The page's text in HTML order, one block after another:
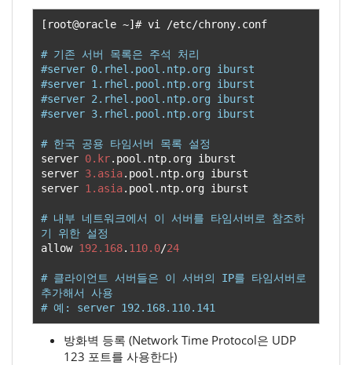
[ root@oracle ~]# vi /etc/chrony. conf
# 기존 서버 목록은 주석 처리
#server 0.rhel.pool.ntp.org iburst
#server 1.rhel.pool.ntp.org iburst
#server 2.rhel.pool.ntp.org iburst
#server 3.rhel.pool.ntp.org iburst
# 한국 공용 타임서버 목록 설정
server 0.kr. pool . ntp. org iburst
server 3.asia. pool . ntp. org iburst
server 1.asia. pool . ntp. org iburst
# 내부 네트워크에서 이 서버를 타임서버로 참조하
기 위한 설정
allow 192.168. 110.0/24
# 클라이언트 서버들은 이 서버의 IP를 타임서버로
추가해서 사용
# 예: server 192.168.110.141
방화벽 등록 (Network Time Protocol은 UDP
123 포트를 사용한다)